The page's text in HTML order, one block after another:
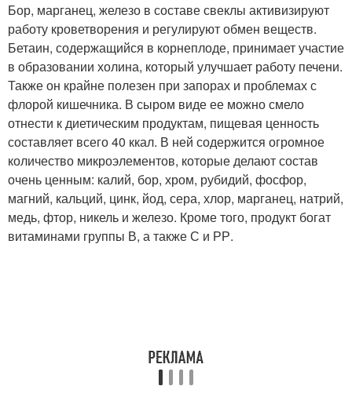
Бор, марганец, железо в составе свеклы активизируют
работу кроветворения и регулируют обмен веществ.
Бетаин, содержащийся в корнеплоде, принимает участие
в образовании холина, который улучшает работу печени.
Также он крайне полезен при запорах и проблемах с
флорой кишечника. В сыром виде ее можно смело
отнести к диетическим продуктам, пищевая ценность
составляет всего 40 ккал. В ней содержится огромное
количество микроэлементов, которые делают состав
очень ценным: калий, бор, хром, рубидий, фосфор,
магний, кальций, цинк, йод, сера, хлор, марганец, натрий,
медь, фтор, никель и железо. Кроме того, продукт богат
витаминами группы В, а также С и РР.